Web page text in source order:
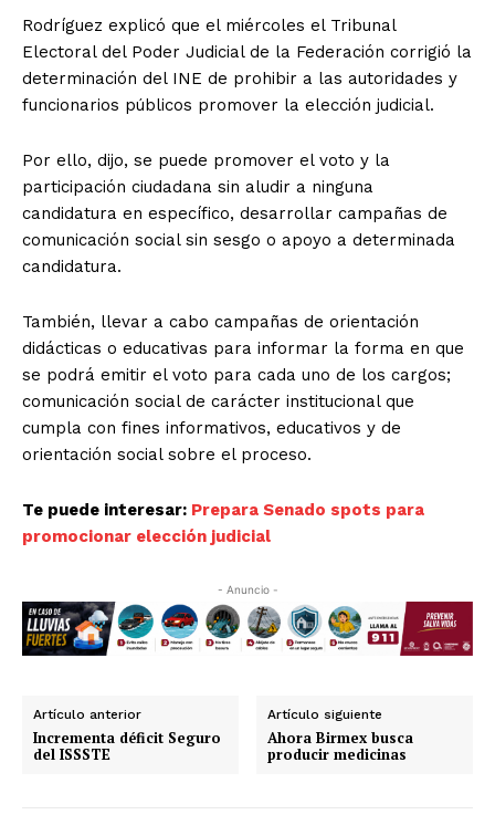
Rodríguez explicó que el miércoles el Tribunal
Electoral del Poder Judicial de la Federación corrigió la
determinación del INE de prohibir a las autoridades y
funcionarios públicos promover la elección judicial.
Por ello, dijo, se puede promover el voto y la
participación ciudadana sin aludir a ninguna
candidatura en específico, desarrollar campañas de
comunicación social sin sesgo o apoyo a determinada
candidatura.
También, llevar a cabo campañas de orientación
didácticas o educativas para informar la forma en que
se podrá emitir el voto para cada uno de los cargos;
comunicación social de carácter institucional que
cumpla con fines informativos, educativos y de
orientación social sobre el proceso.
Te puede interesar: Prepara Senado spots para
promocionar elección judicial
- Anuncio -
Artículo anterior
Incrementa déficit Seguro
del ISSSTE
Artículo siguiente
Ahora Birmex busca
producir medicinas